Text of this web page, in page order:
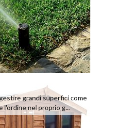
grandi superfici come
l'ordine nel proprio g...